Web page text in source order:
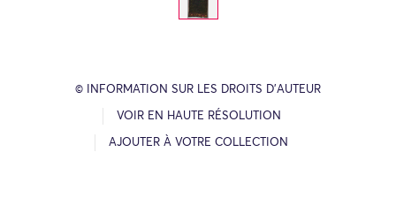
© INFORMATION SUR LES DROITS D’AUTEUR
VOIR EN HAUTE RÉSOLUTION
AJOUTER À VOTRE COLLECTION